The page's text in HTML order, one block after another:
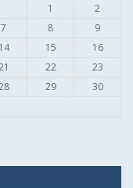
1
2
7 8
9
14 15
16
22
23
29
30